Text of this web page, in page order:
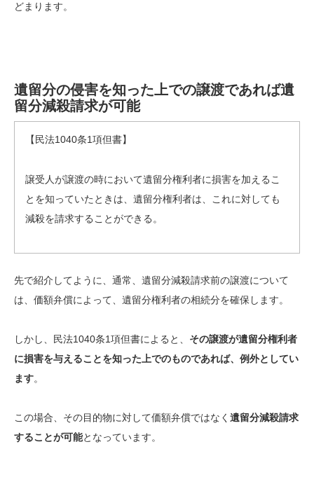
どまります。
遺留分の侵害を知った上での譲渡であれば遺
留分減殺請求が可能
【民法1040条1項但書】
譲受人が譲渡の時において遺留分権利者に損害を加えるこ
とを知っていたときは、遺留分権利者は、これに対しても
減殺を請求することができる。
先で紹介してように、通常、遺留分減殺請求前の譲渡について
は、価額弁償によって、遺留分権利者の相続分を確保します。
しかし、民法1040条1項但書によると、 その譲渡が遺留分権利者
に損害を与えることを知った上でのものであれば、例外としてい
ます。
この場合、その目的物に対して価額弁償ではなく 遺留分減殺請求
することが可能となっています。